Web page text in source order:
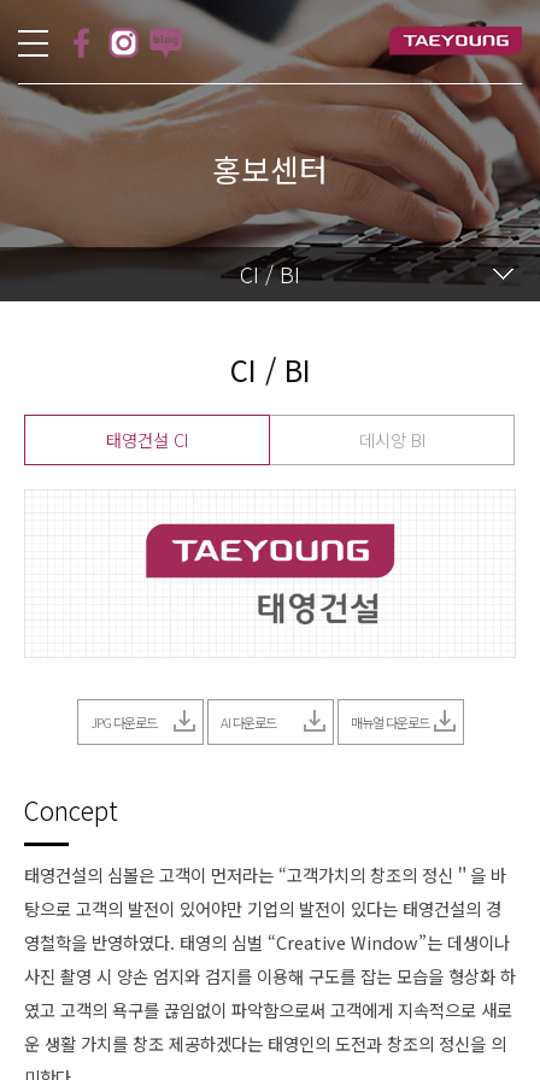
홍보센터
CI / BI
CI / BI
태영건설 CI 데시앙 BI
JPG 다운로드 AI 다운로드 매뉴얼 다운로드
Concept
태영건설의 심볼은 고객이 먼저라는 “고객가치의 창조의 정신＂을 바
탕으로 고객의 발전이 있어야만 기업의 발전이 있다는 태영건설의 경
영철학을 반영하였다. 태영의 심벌 “Creative Window”는 데생이나
사진 촬영 시 양손 엄지와 검지를 이용해 구도를 잡는 모습을 형상화 하
였고 고객의 욕구를 끊임없이 파악함으로써 고객에게 지속적으로 새로
운 생활 가치를 창조 제공하겠다는 태영인의 도전과 창조의 정신을 의